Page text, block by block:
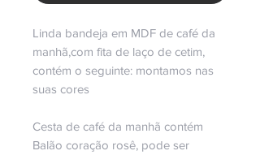
Linda bandeja em MDF de café da
manhã,com fita de laço de cetim,
contém o seguinte: montamos nas
suas cores
Cesta de café da manhã contém
Balão coração rosê, pode ser